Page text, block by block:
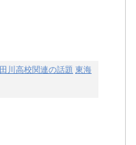
田川高校関連の話題 東海